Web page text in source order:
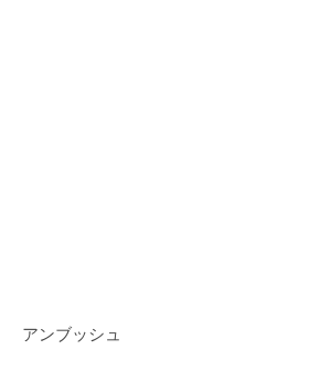
アンブッシュ